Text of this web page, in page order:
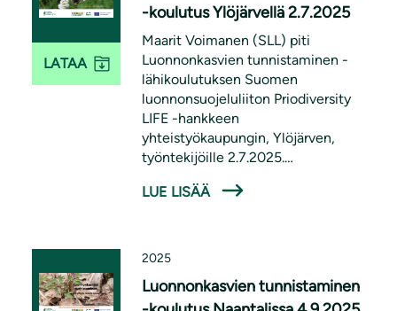
LATAA
-koulutus Ylöjärvellä 2.7.2025
Maarit Voimanen (SLL) piti
Luonnonkasvien tunnistaminen -
lähikoulutuksen Suomen
luonnonsuojeluliiton Priodiversity
LIFE -hankkeen
yhteistyökaupungin, Ylöjärven,
työntekijöille 2.7.2025.
pölyttäjille tärkeitä luonnonkasveja
LUE LISÄÄ
2025
Luonnonkasvien tunnistaminen